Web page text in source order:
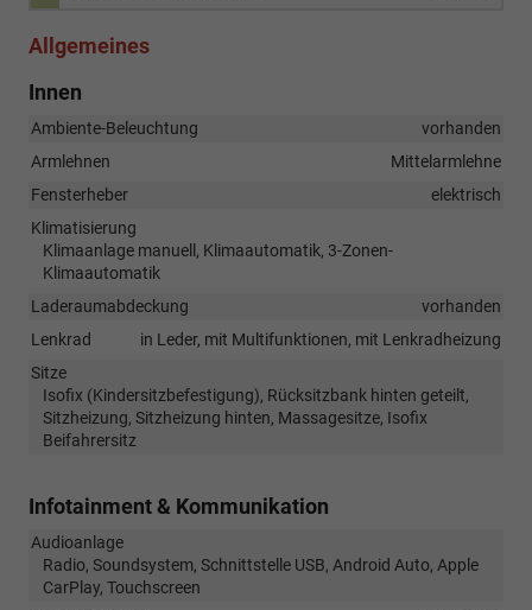
Allgemeines
Innen
Ambiente-Beleuchtung
vorhanden
Armlehnen
Mittelarmlehne
Fensterheber
elektrisch
Klimatisierung
Klimaanlage manuell, Klimaautomatik, 3-Zonen-
Klimaautomatik
Laderaumabdeckung
vorhanden
Lenkrad
in Leder, mit Multifunktionen, mit Lenkradheizung
Sitze
Isofix (Kindersitzbefestigung), Rücksitzbank hinten geteilt,
Sitzheizung, Sitzheizung hinten, Massagesitze, Isofix
Beifahrersitz
Infotainment & Kommunikation
Audioanlage
Radio, Soundsystem, Schnittstelle USB, Android Auto, Apple
CarPlay, Touchscreen